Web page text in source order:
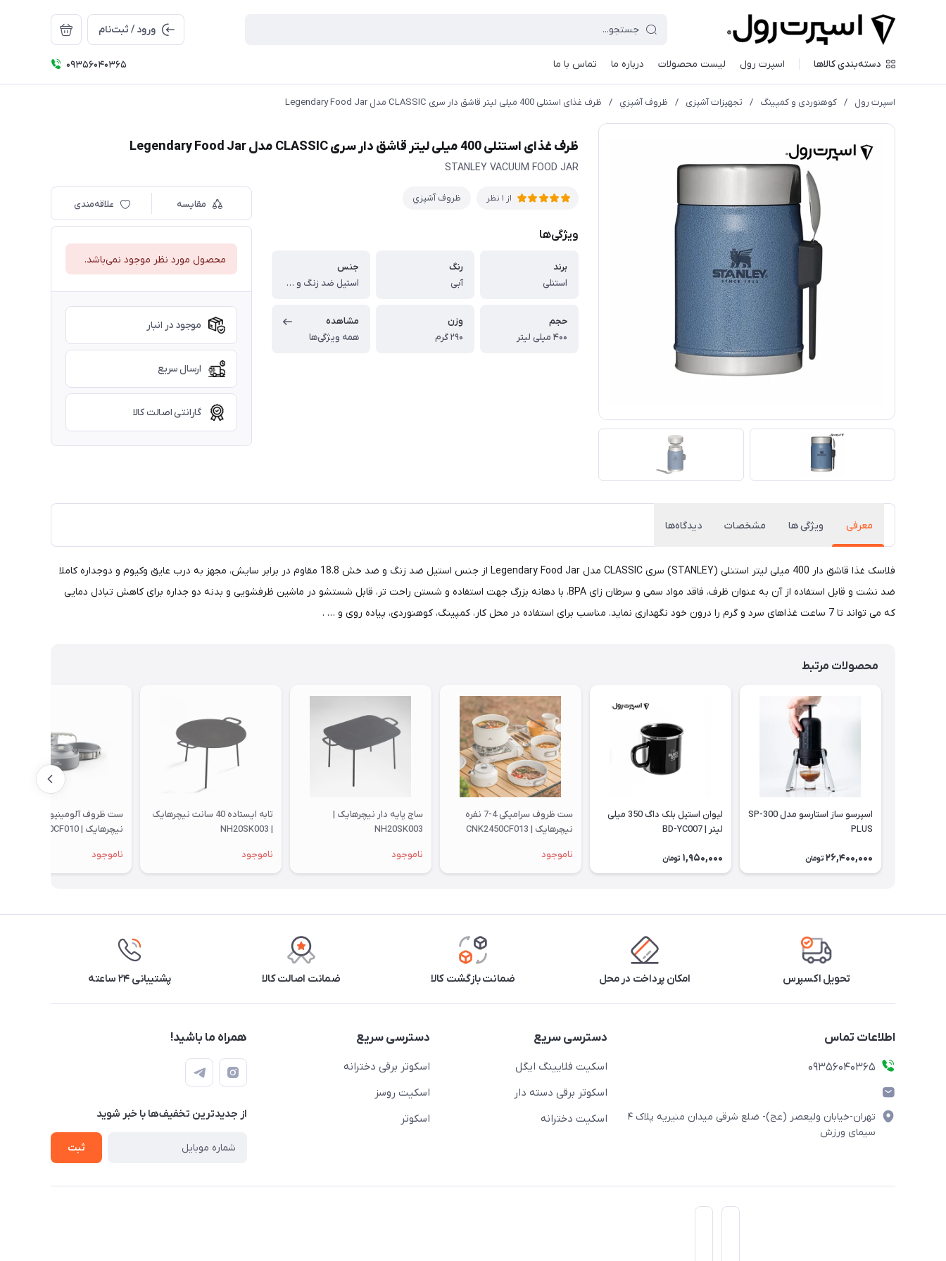
ورود / ثبت‌نام
دسته‌بندی کالاها اسپرت رول لیست محصولات درباره ما تماس با ما 09356040365
اسپرت رول / کوهنوردی و کمپینگ / تجهیزات آشپزی / ظروف آشپزي / ظرف غذای استنلی 400 میلی لیتر قاشق دار سری CLASSIC مدل Legendary Food Jar
ظرف غذای استنلی 400 میلی لیتر قاشق دار سری CLASSIC مدل Legendary Food Jar
STANLEY VACUUM FOOD JAR
از 1 نظر ظروف آشپزي
ویژگی‌ها
برند
استنلی
رنگ
آبی
جنس
استیل ضد زنگ و ضد خش ۱۸.۸ مقاوم در برابر سایش
حجم
۴۰۰ میلی لیتر
وزن
۲۹۰ گرم
مشاهده
همه ویژگی‌ها
مقایسه علاقه‌مندی
محصول مورد نظر موجود نمی‌باشد.
موجود در انبار
ارسال سریع
گارانتی اصالت کالا
معرفی ویژگی ها مشخصات دیدگاه‌ها
فلاسک غذا قاشق دار 400 میلی لیتر استنلی (STANLEY) سری CLASSIC مدل Legendary Food Jar از جنس استیل ضد زنگ و ضد خش 18.8 مقاوم در برابر سایش، مجهز به درب عایق وکیوم و دوجداره کاملا
ضد نشت و قابل استفاده از آن به عنوان ظرف، فاقد مواد سمی و سرطان زای BPA، با دهانه بزرگ جهت استفاده و شستن راحت تر، قابل شستشو در ماشین ظرفشویی و بدنه دو جداره برای کاهش تبادل دمایی
که می تواند تا 7 ساعت غذاهای سرد و گرم را درون خود نگهداری نماید. مناسب برای استفاده در محل کار، کمپینگ، کوهنوردی، پیاده روی و … .
محصولات مرتبط
اسپرسو ساز استارسو مدل SP-300
PLUS
26,400,000 تومان
لیوان استیل بلک داگ 350 میلی
لیتر | BD-YC007
1,950,000 تومان
ست ظروف سرامیکی 4-7 نفره
نیچرهایک | CNK2450CF013
ناموجود
ساج پایه دار نیچرهایک |
NH20SK003
ناموجود
تابه ایستاده 40 سانت نیچرهایک
| NH20SK003
ناموجود
نیچرهایک | CNK2450CF010
ناموجود
تحویل اکسپرس امکان پرداخت در محل ضمانت بازگشت کالا ضمانت اصالت کالا پشتیبانی ۲۴ ساعته
اطلاعات تماس
۰۹۳۵۶۰۴۰۳۶۵
تهران-خیابان ولیعصر (عج)- ضلع شرقی میدان منیریه پلاک ۴
سیمای ورزش
دسترسی سریع
اسکیت فلایینگ ایگل
اسکوتر برقی دسته دار
اسکیت دخترانه
دسترسی سریع
اسکوتر برقی دخترانه
اسکیت روسز
اسکوتر
همراه ما باشید!
از جدید‌ترین تخفیف‌ها با‌ خبر شوید
ثبت